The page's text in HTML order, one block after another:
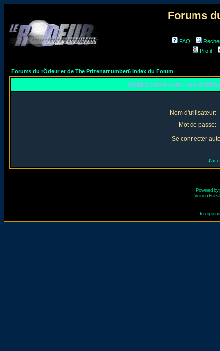
Forums
FAQ
Profil
Forums du rÔdeur et de The Prizenarnumber6 Index du Forum
Veuillez entrer votre nom
Nom d'utilisateur:
Mot de passe:
Se connecter
J'ai
Powered by
Version Fr